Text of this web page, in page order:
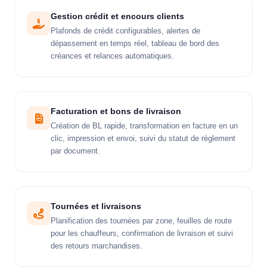
Gestion crédit et encours clients
Plafonds de crédit configurables, alertes de
dépassement en temps réel, tableau de bord des
créances et relances automatiques.
Facturation et bons de livraison
Création de BL rapide, transformation en facture en un
clic, impression et envoi, suivi du statut de règlement
par document.
Tournées et livraisons
Planification des tournées par zone, feuilles de route
pour les chauffeurs, confirmation de livraison et suivi
des retours marchandises.